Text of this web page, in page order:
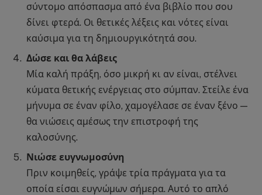
σύντομο απόσπασμα από ένα βιβλίο που σου
δίνει φτερά. Οι θετικές λέξεις και νότες είναι
καύσιμα για τη δημιουργικότητά σου.
Δώσε και θα λάβεις
Μία καλή πράξη, όσο μικρή κι αν είναι, στέλνει
κύματα θετικής ενέργειας στο σύμπαν. Στείλε ένα
μήνυμα σε έναν φίλο, χαμογέλασε σε έναν ξένο —
θα νιώσεις αμέσως την επιστροφή της
καλοσύνης.
Νιώσε ευγνωμοσύνη
Πριν κοιμηθείς, γράψε τρία πράγματα για τα
οποία είσαι ευγνώμων σήμερα. Αυτό το απλό